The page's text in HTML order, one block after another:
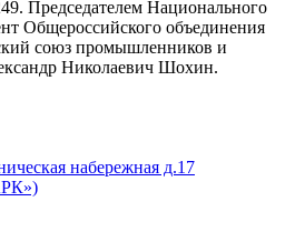
Председателем Национального
Общероссийского объединения
союз промышленников и
Николаевич Шохин.
набережная д.17